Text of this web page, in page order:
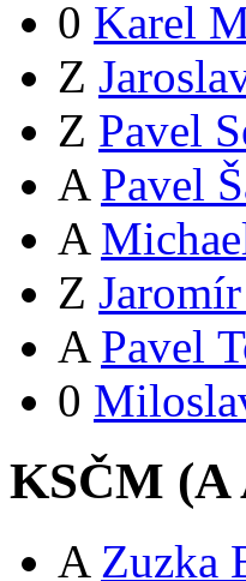
0 Karel
Z
Z Pavel
A Pavel
A
Z
A Pavel
0
KSČM (A
A Zuzka